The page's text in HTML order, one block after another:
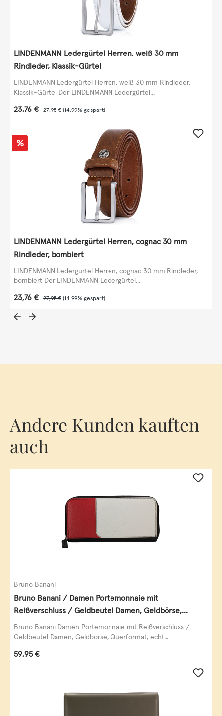
LINDENMANN Ledergürtel Herren, weiß 30 mm
Rindleder, Klassik-Gürtel
LINDENMANN Ledergürtel Herren, weiß 30 mm Rindleder,
Klassik-Gürtel Der LINDENMANN Ledergürtel...
Verkaufspreis:
23,76 € Regulärer Preis:
27,95 € (14.99% gespart)
Rabatt
%
LINDENMANN Ledergürtel Herren, cognac 30 mm
Rindleder, bombiert
LINDENMANN Ledergürtel Herren, cognac 30 mm Rindleder,
bombiert Der LINDENMANN Ledergürtel...
Verkaufspreis:
23,76 € Regulärer Preis:
27,95 € (14.99% gespart)
Andere Kunden kauften
auch
Bruno Banani
Bruno Banani / Damen Portemonnaie mit
Reißverschluss / Geldbeutel Damen, Geldbörse,
Querformat, echt Leder, black/white/red
Bruno Banani Damen Portemonnaie mit Reißverschluss /
Geldbeutel Damen, Geldbörse, Querformat, echt...
Regulärer Preis:
59,95 €